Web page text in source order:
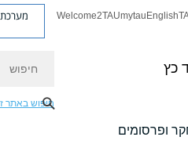
כץ
English
mytau
Welcome2TAU מערכת
חיפוש באתר
ופרסומים